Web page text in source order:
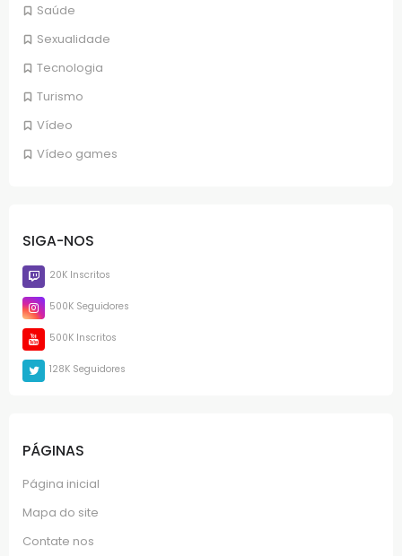
Saúde
Sexualidade
Tecnologia
Turismo
Vídeo
Vídeo games
SIGA-NOS
20K Inscritos
500K Seguidores
500K Inscritos
128K Seguidores
PÁGINAS
Página inicial
Mapa do site
Contate nos